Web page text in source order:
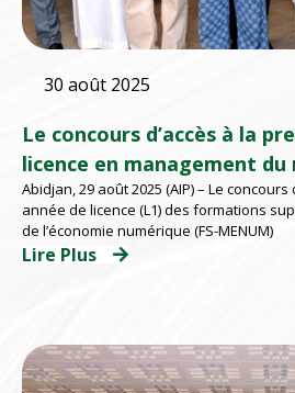
30 août 2025
Le concours d’accès à la
licence en management
à l’École Multinationale
Postes
Abidjan, 29 août 2025 (AIP) – Le
année de licence (L1) des formations
de l’économie numérique (FS-MENUM)
Lire Plus